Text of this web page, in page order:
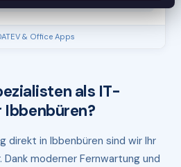
& Office Apps
als IT-
direkt in Ibbenbüren sind wir Ihr
moderner Fernwartung und